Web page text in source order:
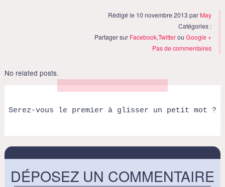
Rédigé le 10 novembre 2013 par May
Catégories :
Partager sur Facebook,TwitterouGoogle +
Pas de commentaires
No related posts.
Serez-vous le premier à glisser un petit mot ?
DÉPOSEZ UN COMMENTAIRE